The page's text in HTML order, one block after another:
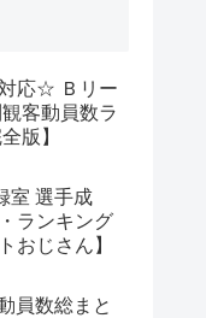
応☆ Ｂリー
客動員数ラ
版】
室 選手成
ランキング
おじさん】
員数総まと